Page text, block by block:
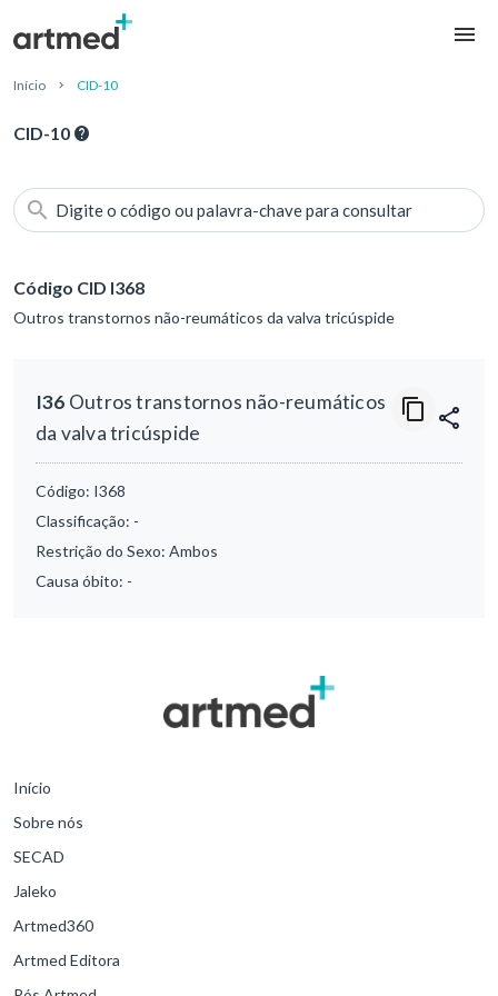
Início CID-10
CID-10
Digite o código ou palavra-chave para consultar
Código CID I368
Outros transtornos não-reumáticos da valva tricúspide
I36 Outros transtornos não-reumáticos
da valva tricúspide
Código: I368
Classificação: -
Restrição do Sexo: Ambos
Causa óbito: -
Início
Sobre nós
SECAD
Jaleko
Artmed360
Artmed Editora